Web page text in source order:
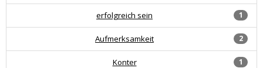
1
erfolgreich sein
2
Aufmerksamkeit
1
Konter